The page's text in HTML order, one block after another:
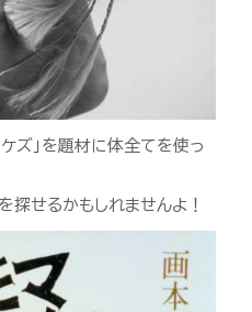
ズ｣を題材に体全てを使っ
せるかもしれませんよ！